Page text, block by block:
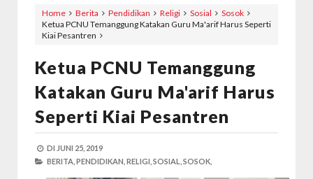
Home Berita Pendidikan Religi Sosial
Sosok
Ketua PCNU Temanggung Katakan Guru Ma'arif Harus Seperti
Kiai Pesantren
Ketua PCNU Temanggung
Katakan Guru Ma'arif Harus
Seperti Kiai Pesantren
DI JUNI 25, 2019
BERITA, PENDIDIKAN, RELIGI, SOSIAL, SOSOK,